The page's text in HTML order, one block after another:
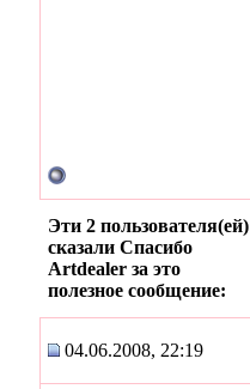
Эти 2 пользователя(ей)
сказали Спасибо
Artdealer за это
полезное сообщение:
04.06.2008, 22:19